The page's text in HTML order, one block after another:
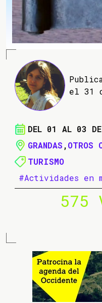
el 31
DEL 01 AL 03 DE
GRANDAS ,OTROS
TURISMO
#Actividades en
575